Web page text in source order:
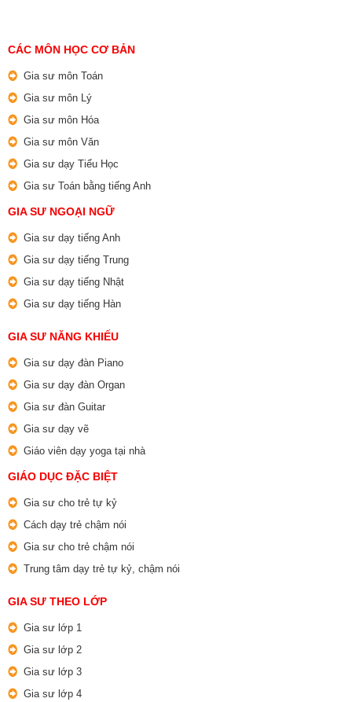
CÁC MÔN HỌC CƠ BẢN
Gia sư môn Toán
Gia sư môn Lý
Gia sư môn Hóa
Gia sư môn Văn
Gia sư dạy Tiểu Học
Gia sư Toán bằng tiếng Anh
GIA SƯ NGOẠI NGỮ
Gia sư dạy tiếng Anh
Gia sư dạy tiếng Trung
Gia sư dạy tiếng Nhật
Gia sư dạy tiếng Hàn
GIA SƯ NĂNG KHIẾU
Gia sư dạy đàn Piano
Gia sư dạy đàn Organ
Gia sư đàn Guitar
Gia sư dạy vẽ
Giáo viên dạy yoga tại nhà
GIÁO DỤC ĐẶC BIỆT
Gia sư cho trẻ tự kỷ
Cách dạy trẻ chậm nói
Gia sư cho trẻ chậm nói
Trung tâm dạy trẻ tự kỷ, chậm nói
GIA SƯ THEO LỚP
Gia sư lớp 1
Gia sư lớp 2
Gia sư lớp 3
Gia sư lớp 4